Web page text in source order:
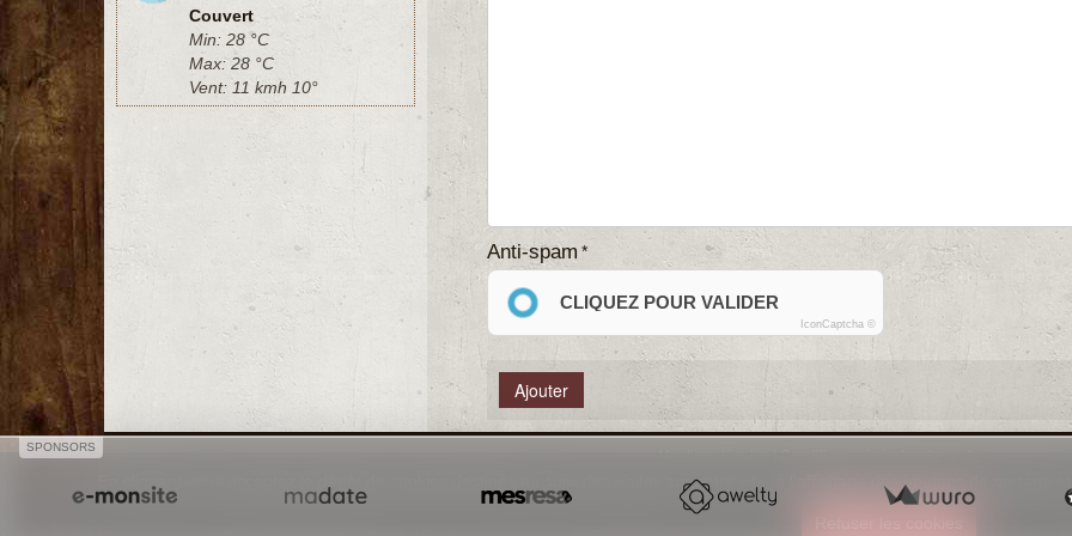
Couvert
Min: 28 °C
Max: 28 °C
Vent: 11 kmh 10°
Anti-spam
CLIQUEZ POUR VALIDER
IconCaptcha ©
Créer un site internet avec e-monsite Signaler un contenu illicite sur ce site
SPONSORS
En cliquant vous acceptez le dépôt de cookies destinés au suivi des visites sur notre site, à l'affichage des boutons de partage